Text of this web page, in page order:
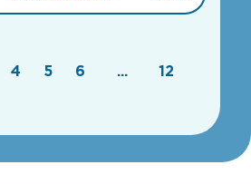
4 5 6 ...
12